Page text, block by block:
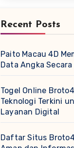
Recent Posts
Paito Macau 4D
Data Angka
Togel Online
Teknologi Terkini
Layanan Digital
Daftar Situs